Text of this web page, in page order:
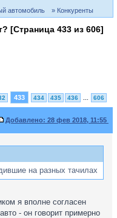
автомобиль » Конкуренты
[Страница 433 из 606]
433 434 435 436 606
Добавлено: 28 фев 2018, 11:55
на разных тачилах
я вполне согласен
- он говорит примерно